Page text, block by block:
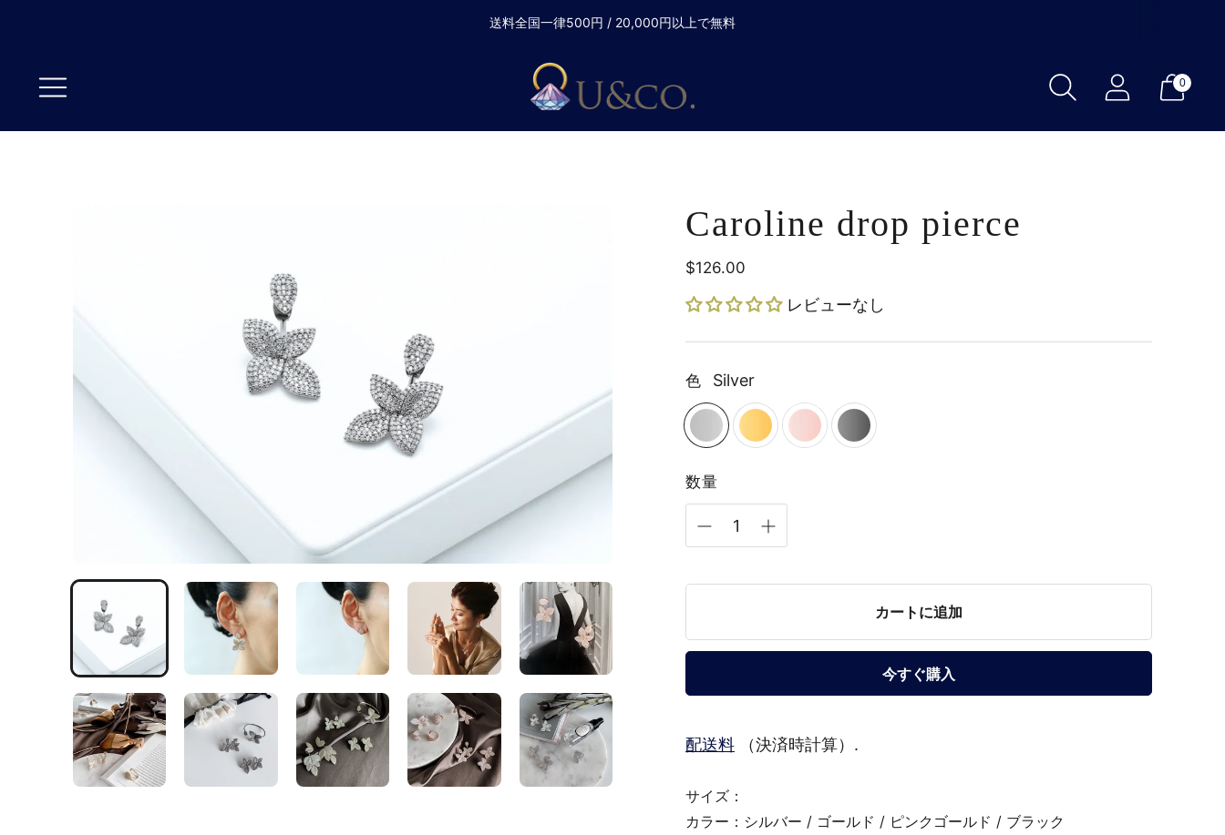
送料全国一律500円 / 20,000円以上で無料
0
Caroline drop pierce
$126.00
定
価
レビューなし
色 Silver
数量
カートに追加
今すぐ購入
配送料 （決済時計算）.
サイズ：
カラー：シルバー / ゴールド / ピンクゴールド / ブラック